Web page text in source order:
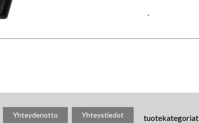
-
Yhteydenotto Yhteystiedot tuotekategoriat